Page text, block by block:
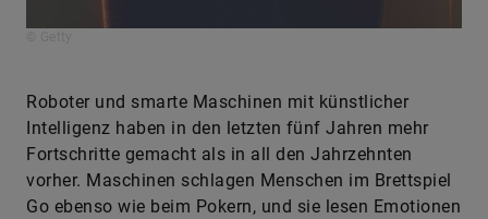
Roboter und smarte Maschinen mit künstlicher
Intelligenz haben in den letzten fünf Jahren mehr
Fortschritte gemacht als in all den Jahrzehnten
vorher. Maschinen schlagen Menschen im Brettspiel
Go ebenso wie beim Pokern, und sie lesen Emotionen